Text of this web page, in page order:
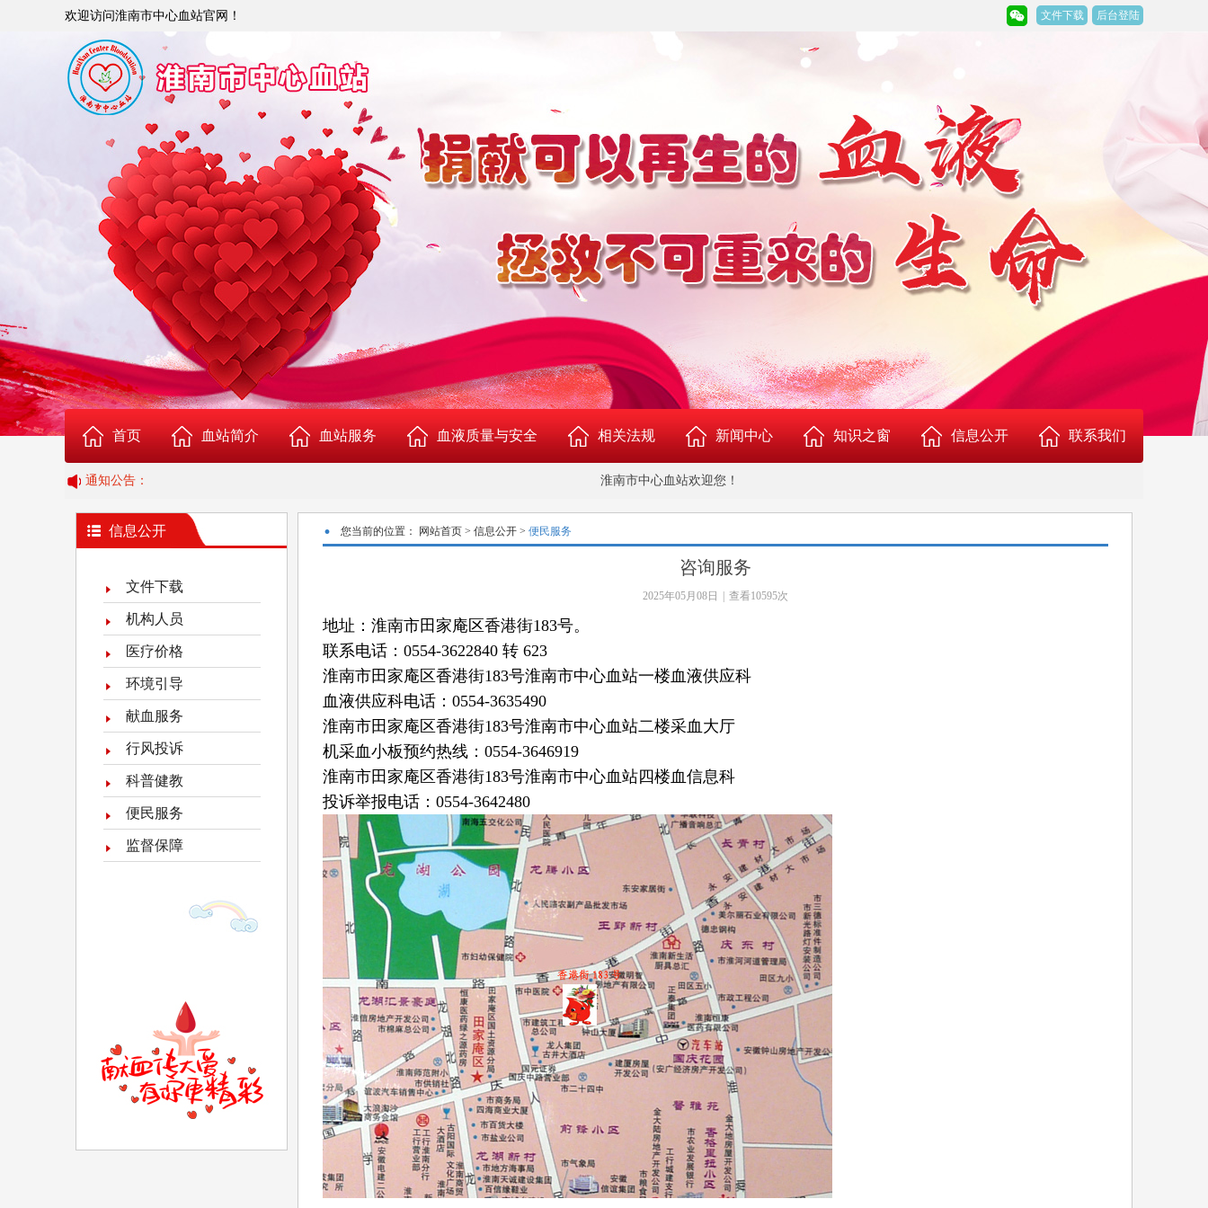
欢迎访问淮南市中心血站官网！ 文件下载 后台登陆
首页 血站简介
组织机构
血站服务
志愿应急献血者报名
Rh阴性血者俱乐部
临床供血
给血站提意见
血液质量与安全 相关法规 新闻中心
新闻中心
知识之窗
献血知识
思想汇报
信息公开
医疗价格
联系我们
通知公告： 淮南市中心血站欢迎您！
信息公开
文件下载
机构人员
医疗价格
环境引导
献血服务
行风投诉
科普健教
便民服务
监督保障
· 您当前的位置： 网站首页 > 信息公开 > 便民服务
咨询服务
2025年05月08日 查看10595次
地址：淮南市田家庵区香港街183号。
联系电话： 0554-3622840转 623
淮南市田家庵区香港街183号淮南市中心血站一楼血液供应科
血液供应科电话： 0554-3635490
淮南市田家庵区香港街183号淮南市中心血站二楼采血大厅
机采血小板预约热线： 0554-3646919
淮南市田家庵区香港街183号淮南市中心血站四楼血信息科
投诉举报电话： 0554-3642480